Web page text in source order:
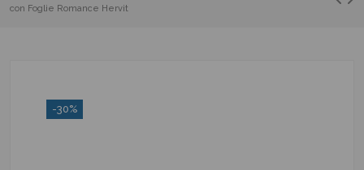
con Foglie Romance Hervit
-30%